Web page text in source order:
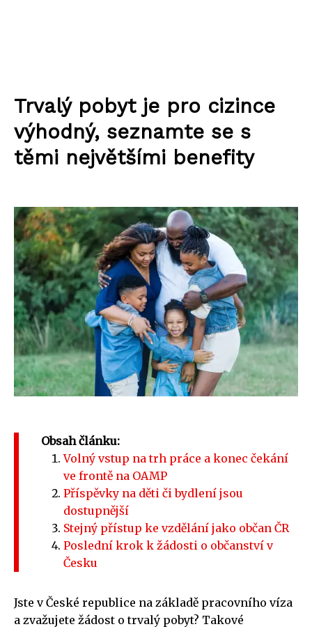
Trvalý pobyt je pro cizince
výhodný, seznamte se s
těmi největšími benefity
Obsah článku:
Volný vstup na trh práce a konec čekání
ve frontě na OAMP
Příspěvky na děti či bydlení jsou
dostupnější
Stejný přístup ke vzdělání jako občan ČR
Poslední krok k žádosti o občanství v
Česku
Jste v České republice na základě pracovního víza
a zvažujete žádost o trvalý pobyt? Takové